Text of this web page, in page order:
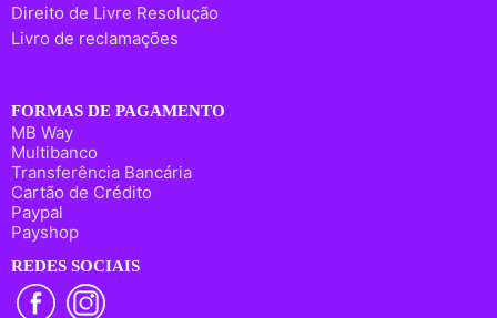
Direito de Livre Resolução
Livro de reclamações
FORMAS DE PAGAMENTO
MB Way
Multibanco
Transferência Bancária
Cartão de Crédito
Paypal
Payshop
REDES SOCIAIS